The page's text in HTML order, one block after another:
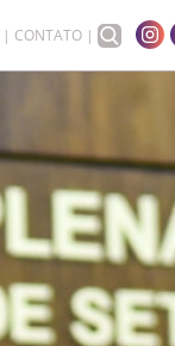
CONTATO